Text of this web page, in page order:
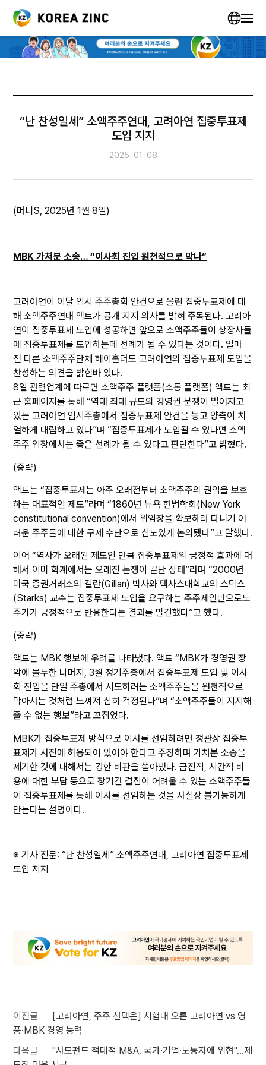
“난 찬성일세” 소액주주연대, 고려아연 집중투표제
도입 지지
2025-01-08
(머니S, 2025년 1월 8일)
MBK 가처분 소송… “이사회 진입 원천적으로 막나”
고려아연이 이달 임시 주주총회 안건으로 올린 집중투표제에 대
해 소액주주연대 액트가 공개 지지 의사를 밝혀 주목된다. 고려아
연이 집중투표제 도입에 성공하면 앞으로 소액주주들이 상장사들
에 집중투표제를 도입하는데 선례가 될 수 있다는 것이다. 얼마
전 다른 소액주주단체 헤이홀더도 고려아연의 집중투표제 도입을
찬성하는 의견을 밝힌바 있다.
8일 관련업계에 따르면 소액주주 플랫폼(소통 플랫폼) 액트는 최
근 홈페이지를 통해 “역대 최대 규모의 경영권 분쟁이 벌어지고
있는 고려아연 임시주총에서 집중투표제 안건을 놓고 양측이 치
열하게 대립하고 있다”며 “집중투표제가 도입될 수 있다면 소액
주주 입장에서는 좋은 선례가 될 수 있다고 판단한다”고 밝혔다.
(중략)
액트는 “집중투표제는 아주 오래전부터 소액주주의 권익을 보호
하는 대표적인 제도”라며 “1860년 뉴욕 헌법학회(New York
constitutional convention)에서 위임장을 확보하러 다니기 어
려운 주주들에 대한 구제 수단으로 심도있게 논의됐다”고 말했다.
이어 “역사가 오래된 제도인 만큼 집중투표제의 긍정적 효과에 대
해서 이미 학계에서는 오래전 논쟁이 끝난 상태”라며 “2000년
미국 증권거래소의 길란(Gillan) 박사와 텍사스대학교의 스탁스
(Starks) 교수는 집중투표제 도입을 요구하는 주주제안만으로도
주가가 긍정적으로 반응한다는 결과를 발견했다”고 했다.
(중략)
액트는 MBK 행보에 우려를 나타냈다. 액트 “MBK가 경영권 장
악에 몰두한 나머지, 3월 정기주총에서 집중투표제 도입 및 이사
회 진입을 단일 주총에서 시도하려는 소액주주들을 원천적으로
막아서는 것처럼 느껴져 심히 걱정된다”며 “소액주주들이 지지해
줄 수 없는 행보”라고 꼬집었다.
MBK가 집중투표제 방식으로 이사를 선임하려면 정관상 집중투
표제가 사전에 허용되어 있어야 한다고 주장하며 가처분 소송을
제기한 것에 대해서는 강한 비판을 쏟아냈다. 금전적, 시간적 비
용에 대한 부담 등으로 장기간 결집이 어려울 수 있는 소액주주들
이 집중투표제를 통해 이사를 선임하는 것을 사실상 불가능하게
만든다는 설명이다.
※ 기사 전문:“난 찬성일세” 소액주주연대, 고려아연 집중투표제
도입 지지
이전글
[고려아연, 주주 선택은] 시험대 오른 고려아연 vs 영
풍·MBK 경영 능력
다음글
"사모펀드 적대적 M&A, 국가·기업·노동자에 위협"…제